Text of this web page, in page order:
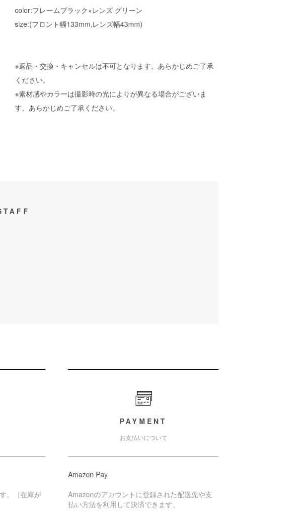
color:フレームブラック×レンズ グリーン
size:(フロント幅133mm,レンズ幅43mm)
※返品・交換・キャンセルは不可となります。あらかじめご了承
ください。
※素材感やカラーは撮影時の光によりが異なる場合がございま
す。あらかじめご了承ください。
。（在庫が
PAYMENT
お支払いについて
Amazon Pay
Amazonのアカウントに登録された配送先や支
払い方法を利用して決済できます。